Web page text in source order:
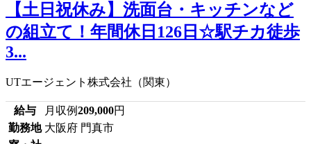
【土日祝休み】洗面台・キッチンなど
の組立て！年間休日126日☆駅チカ徒歩
3...
UTエージェント株式会社（関東）
給与 月収例209,000円
勤務地 大阪府 門真市